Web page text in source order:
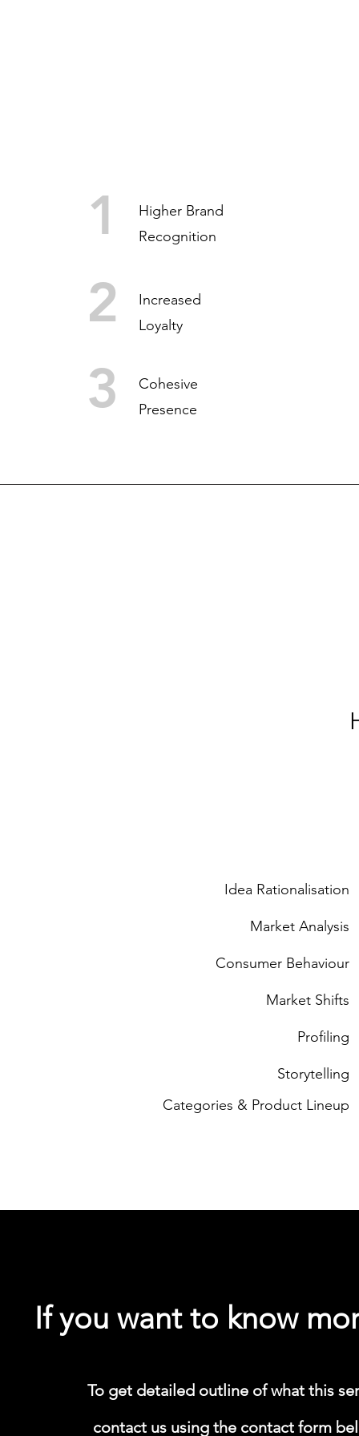
1
Higher Brand
Recognition
2
3
Increased
Loyalty
Cohesive
Presence
Idea Rationalisation
Market Analysis
Consumer Behaviour
Market Shifts
Profiling
Storytelling
Categories & Product Lineup
If you want to know
​To get detailed outline of what this
contact us using the contact form